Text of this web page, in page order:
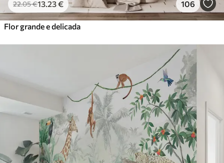
22.05€13 .23€ 106
Flor grande e delicada